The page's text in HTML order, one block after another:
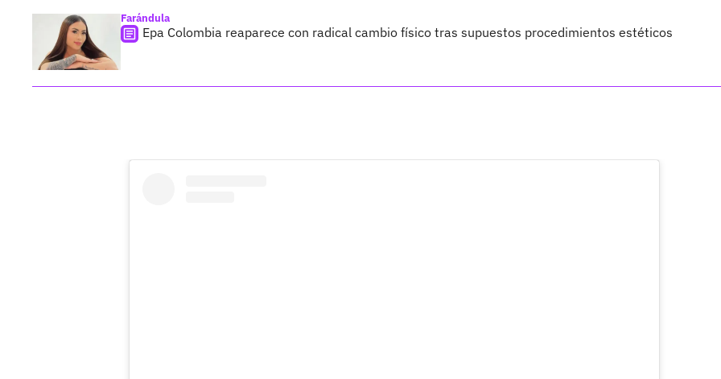
Farándula
Epa Colombia reaparece con radical cambio físico tras supuestos procedimientos estéticos